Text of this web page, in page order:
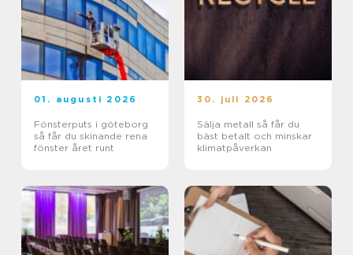
01. augusti 2026
Fönsterputs i göteborg
så får du skinande rena
fönster året runt
30. juli 2026
Sälja metall så får du
bäst betalt och minskar
klimatpåverkan